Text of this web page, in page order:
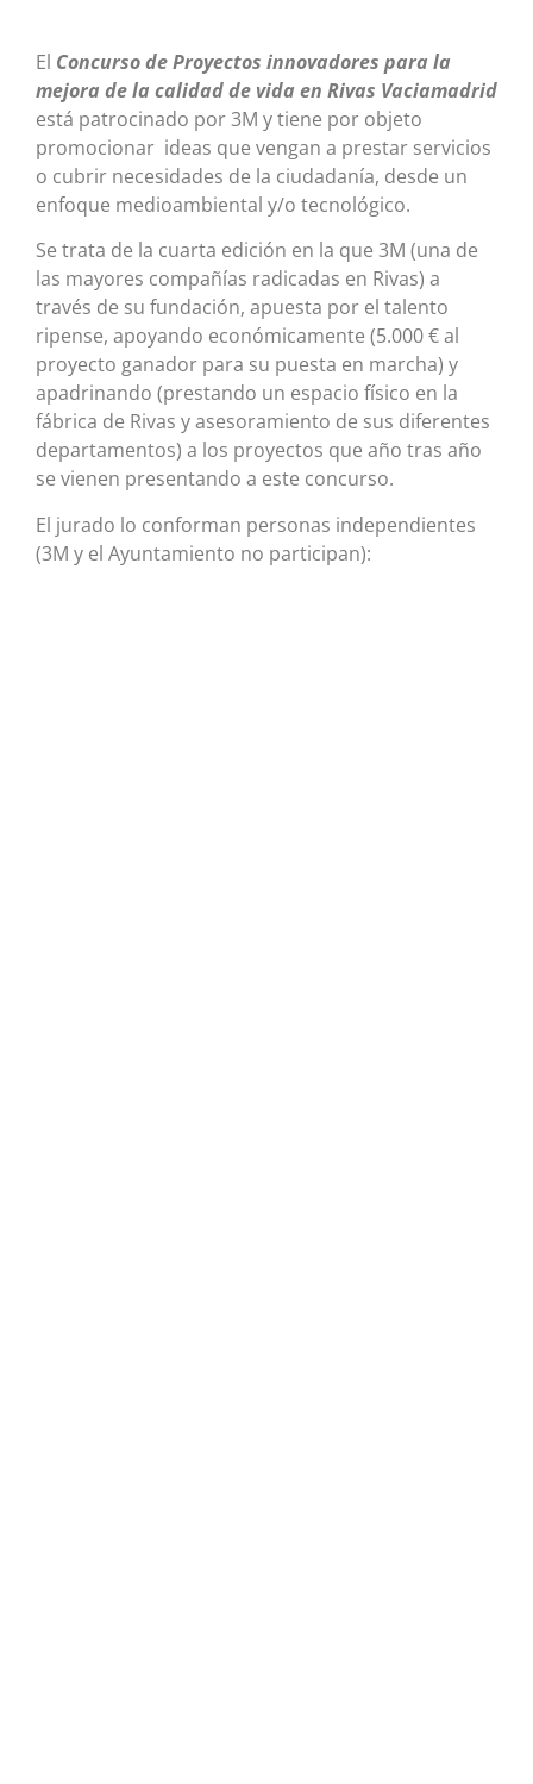
El Concurso de Proyectos innovadores para la
mejora de la calidad de vida en Rivas Vaciamadrid
está patrocinado por 3M y tiene por objeto
promocionar ideas que vengan a prestar servicios
o cubrir necesidades de la ciudadanía, desde un
enfoque medioambiental y/o tecnológico.
Se trata de la cuarta edición en la que 3M (una de
las mayores compañías radicadas en Rivas) a
través de su fundación, apuesta por el talento
ripense, apoyando económicamente (5.000 € al
proyecto ganador para su puesta en marcha) y
apadrinando (prestando un espacio físico en la
fábrica de Rivas y asesoramiento de sus diferentes
departamentos) a los proyectos que año tras año
se vienen presentando a este concurso.
El jurado lo conforman personas independientes
(3M y el Ayuntamiento no participan):